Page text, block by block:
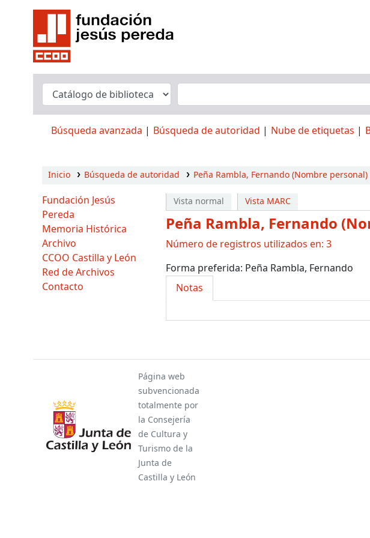
Búsqueda avanzada Búsqueda de autoridad Nube de etiquetas
Inicio Búsqueda de autoridad Peña Rambla, Fernando (Nombre personal)
Fundación Jesús
Pereda
Memoria Histórica
Archivo
CCOO Castilla y León
Red de Archivos
Contacto
Vista normal Vista MARC
Peña Rambla, Fernando
Número de registros utilizados en: 3
Forma preferida: Peña Rambla, Fernando
Notas
Página web
subvencionada
totalmente por
la Consejería
de Cultura y
Turismo de la
Junta de
Castilla y León